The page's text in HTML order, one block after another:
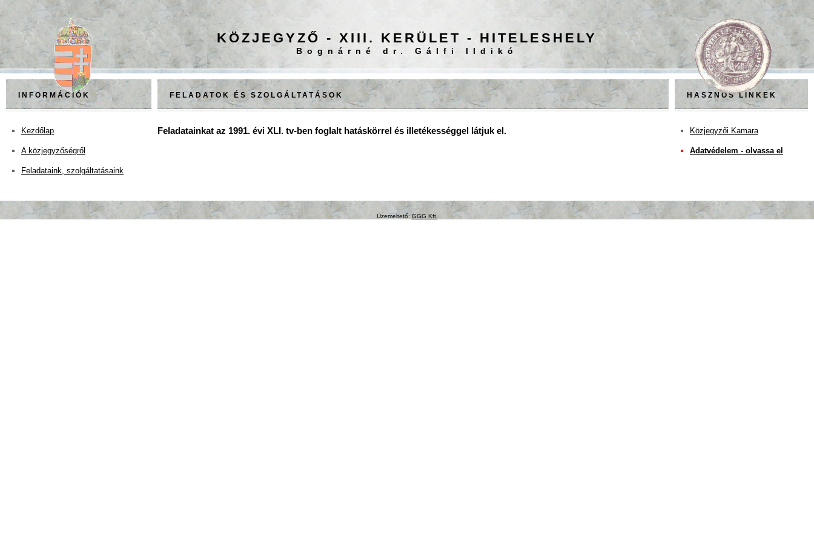
KÖZJEGYZŐ - XIII. KERÜLET - HITELESHELY
Bognárné dr. Gálfi Ildikó
INFORMÁCIÓK
Kezdőlap
A közjegyzőségről
Feladataink, szolgáltatásaink
HASZNOS LINKEK
Közjegyzői Kamara
Adatvédelem - olvassa el
FELADATOK ÉS SZOLGÁLTATÁSOK
Feladatainkat az 1991. évi XLI. tv-ben foglalt hatáskörrel és illetékességgel látjuk el.
Üzemeltető: GGG Kft.